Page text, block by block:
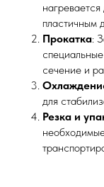
пластичным
Прокатка:
сечение и
для
Резка и